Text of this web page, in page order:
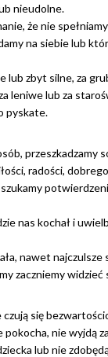
nieudolne.
że nie
na siebie lub
lub zbyt silne, za
leniwe lub za
pyskate.
przeszkadzamy
radości,
nas kochał i
nawet najczulsze
zaczniemy widzieć
się
pokocha, nie wyjdą
lub nie